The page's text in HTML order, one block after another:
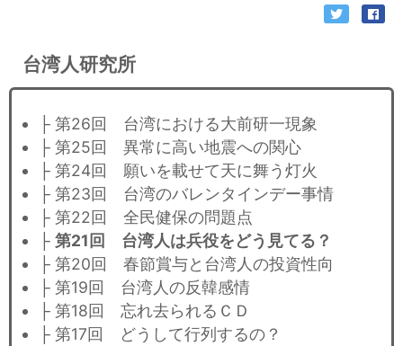
台湾人研究所
├ 第26回 台湾における大前研一現象
├ 第25回 異常に高い地震への関心
├ 第24回 願いを載せて天に舞う灯火
├ 第23回 台湾のバレンタインデー事情
├ 第22回 全民健保の問題点
├ 第21回 台湾人は兵役をどう見てる？
├ 第20回 春節賞与と台湾人の投資性向
├ 第19回 台湾人の反韓感情
├ 第18回 忘れ去られるＣＤ
├ 第17回 どうして行列するの？